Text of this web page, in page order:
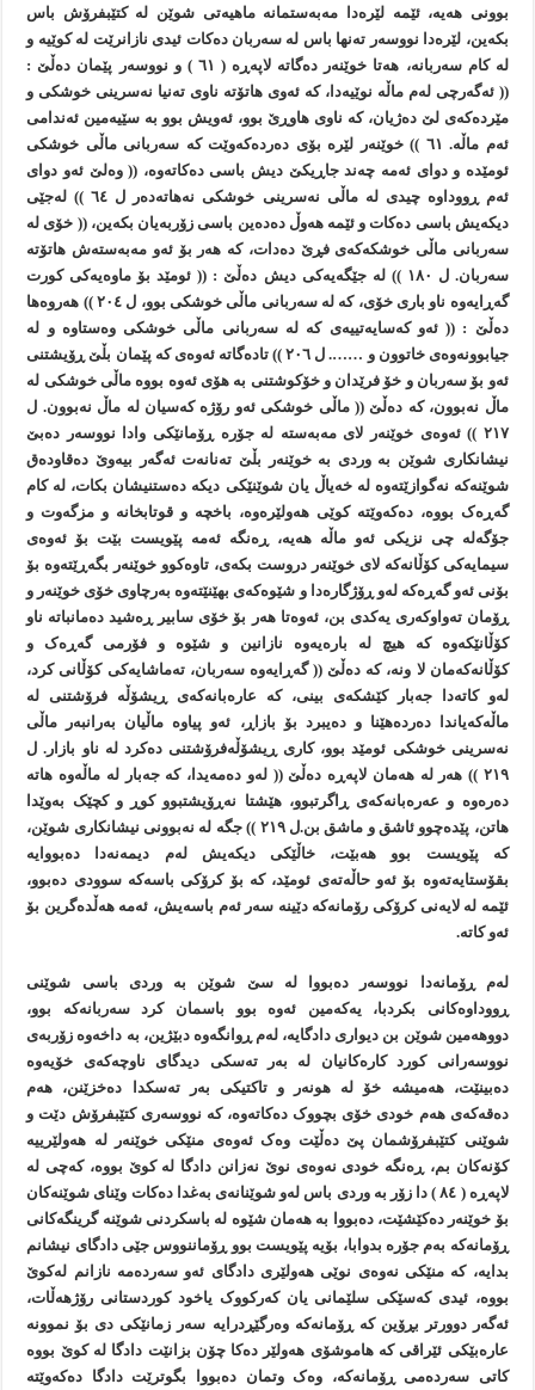
بوونی هەيە، ئێمە لێرەدا مەبەستمانە ماهيەتی شوێن لە کتێبفرۆش باس
بکەين، لێرەدا نووسەر تەنها باس لە سەربان دەکات ئيدی نازانرێت لە کوێيە و
لە کام سەربانە، هەتا خوێنەر دەگاتە لاپەڕە ( ٦١ ) و نووسەر پێمان دەڵێ :
(( ئەگەرچی لەم ماڵە نوێيەدا، کە ئەوی هاتۆتە ناوی تەنيا نەسرينی خوشکی و
مێردەکەی لێ دەژيان، کە ناوی هاوڕێ بوو، ئەويش بوو بە سێيەمين ئەندامی
ئەم ماڵە. ٦١ )) خوێنەر لێرە بۆی دەردەکەوێت کە سەربانی ماڵی خوشکی
ئومێدە و دوای ئەمە چەند جاڕیکێ ديش باسی دەکاتەوە، (( وەلێ ئەو دوای
ئەم ڕووداوە چيدی لە ماڵی نەسرينی خوشکی نەهاتەدەر ل ٦٤ )) لەجێی
ديکەيش باسی دەکات و ئێمە هەوڵ دەدەين باسی زۆربەيان بکەين، (( خۆی لە
سەربانی ماڵی خوشکەکەی فڕێ دەدات، کە هەر بۆ ئەو مەبەستەش هاتۆتە
سەربان. ل ١٨٠ )) لە جێگەيەکی ديش دەڵێ : (( ئومێد بۆ ماوەيەکی کورت
گەڕايەوە ناو باری خۆی، کە لە سەربانی ماڵی خوشکی بوو، ل ٢٠٤ )) هەروەها
دەڵێ : (( ئەو کەسايەتييەی کە لە سەربانی ماڵی خوشکی وەستاوە و لە
جيابوونەوەی خاتوون و ……. ل ٢٠٦ )) تادەگاتە ئەوەی کە پێمان بڵێ ڕۆيشتنی
ئەو بۆ سەربان و خۆ فرێدان و خۆکوشتنی بە هۆی ئەوە بووە ماڵی خوشکی لە
ماڵ نەبوون، کە دەڵێ (( ماڵی خوشکی ئەو رۆژە کەسيان لە ماڵ نەبوون. ل
٢١٧ )) ئەوەی خوێنەر لای مەبەستە لە جۆرە ڕۆمانێکی وادا نووسەر دەبێ
نيشانکاری شوێن بە وردی بە خوێنەر بڵێ تەنانەت ئەگەر بيەوێ دەقاودەق
شوێنەکە نەگوازێتەوە لە خەياڵ يان شوێنێکی ديکە دەستنيشان بکات، لە کام
گەڕەک بووە، دەکەوێتە کوێی هەولێرەوە، باخچە و قوتابخانە و مزگەوت و
جۆگەلە چی نزيکی ئەو ماڵە هەيە، ڕەنگە ئەمە پێويست بێت بۆ ئەوەی
سيمايەکی کۆڵانەکە لای خوێنەر دروست بکەی، تاوەکوو خوێنەر بگەڕێتەوە بۆ
بۆنی ئەو گەڕەکە لەو ڕۆژگارەدا و شێوەکەی بهێنێتەوە بەرچاوی خۆی خوێنەر و
ڕۆمان تەواوکەری يەکدی بن، ئەوەتا هەر بۆ خۆی سابير ڕەشيد دەمانباتە ناو
کۆڵانێکەوە کە هيچ لە بارەيەوە نازانين و شێوە و فۆرمی گەڕەک و
کۆڵانەکەمان لا ونە، کە دەڵێ (( گەڕايەوە سەربان، تەماشايەکی کۆڵانی کرد،
لەو کاتەدا جەبار کێشکەی بينی، کە عارەبانەکەی ڕيشۆڵە فرۆشتنی لە
ماڵەکەياندا دەردەهێنا و دەيبرد بۆ بازاڕ، ئەو پياوە ماڵيان بەرانبەر ماڵی
نەسرينی خوشکی ئومێد بوو، کاری ڕيشۆڵەفرۆشتنی دەکرد لە ناو بازار. ل
٢١٩ )) هەر لە هەمان لاپەڕە دەڵێ (( لەو دەمەيدا، کە جەبار لە ماڵەوە هاتە
دەرەوە و عەرەبانەکەی ڕاگرتبوو، هێشتا نەڕۆيشتبوو کوڕ و کچێک بەوێدا
هاتن، پێدەچوو ئاشق و ماشق بن.ل ٢١٩ )) جگە لە نەبوونی نيشانکاری شوێن،
کە پێويست بوو هەبێت، خاڵێکی ديکەيش لەم ديمەنەدا دەبووايە
بقۆستايەتەوە بۆ ئەو حاڵەتەی ئومێد، کە بۆ کرۆکی باسەکە سوودی دەبوو،
ئێمە لە لايەنی کرۆکی رۆمانەکە دێينە سەر ئەم باسەيش، ئەمە هەڵدەگرين بۆ
ئەو کاتە.
لەم ڕۆمانەدا نووسەر دەبووا لە سێ شوێن بە وردی باسی شوێنی
ڕووداوەکانی بکردبا، يەکەمين ئەوە بوو باسمان کرد سەربانەکە بوو،
دووهەمين شوێن بن ديواری دادگايە، لەم ڕوانگەوە دبێژين، بە داخەوە زۆربەی
نووسەرانی کورد کارەکانيان لە بەر تەسکی ديدگای ناوچەکەی خۆيەوە
دەبينێت، هەميشە خۆ لە هونەر و تاکتیکی بەر تەسکدا دەخزێنن، هەم
دەقەکەی هەم خودی خۆی بچووک دەکاتەوە، کە نووسەری کتێبفرۆش دێت و
شوێنی کتێبفرۆشمان پێ دەڵێت وەک ئەوەی منێکی خوێنەر لە هەولێرييە
کۆنەکان بم، ڕەنگە خودی نەوەی نوێ نەزانن دادگا لە کوێ بووە، کەچی لە
لاپەڕە ( ٨٤ ) دا زۆر بە وردی باس لەو شوێنانەی بەغدا دەکات وێنای شوێنەکان
بۆ خوێنەر دەکێشێت، دەبووا بە هەمان شێوە لە باسکردنی شوێنە گرينگەکانی
ڕۆمانەکە بەم جۆرە بدوابا، بۆيە پێويست بوو ڕۆماننووس جێی دادگای نيشانم
بدايە، کە منێکی نەوەی نوێی هەولێری دادگای ئەو سەردەمە نازانم لەکوێ
بووە، ئيدی کەسێکی سلێمانی يان کەرکووک ياخود کوردستانی رۆژهەڵات،
ئەگەر دوورتر بڕۆين کە ڕۆمانەکە وەرگێڕدرايە سەر زمانێکی دی بۆ نموونە
عارەبێکی ئێراقی کە هاموشۆی هەولێر دەکا چۆن بزانێت دادگا لە کوێ بووە
کاتی سەردەمی ڕۆمانەکە، وەک وتمان دەبووا بگوترێت دادگا دەکەوێتە